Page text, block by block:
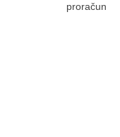
proračun